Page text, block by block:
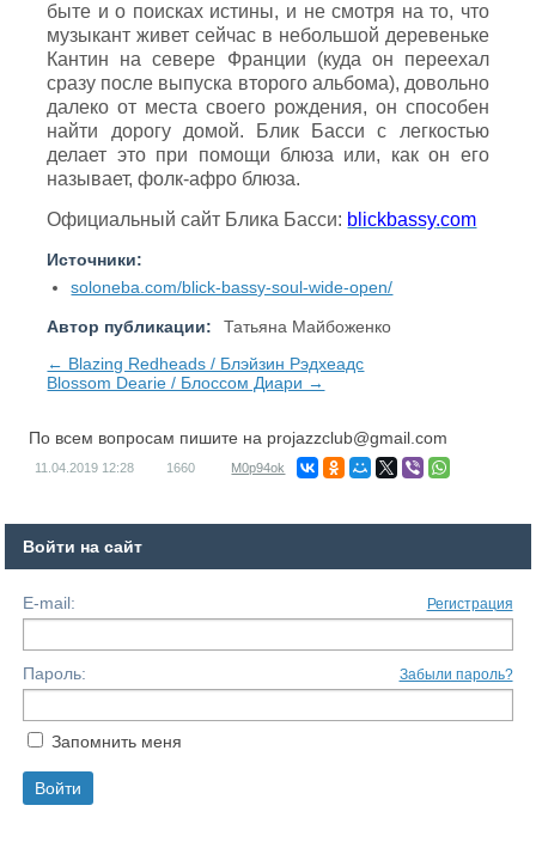
быте и о поисках истины, и не смотря на то, что
музыкант живет сейчас в небольшой деревеньке
Кантин на севере Франции (куда он переехал
сразу после выпуска второго альбома), довольно
далеко от места своего рождения, он способен
найти дорогу домой. Блик Басси с легкостью
делает это при помощи блюза или, как он его
называет, фолк-афро блюза.
Официальный сайт Блика Басси: blickbassy.com
Источники:
soloneba.com/blick-bassy-soul-wide-open/
Автор публикации:
Татьяна Майбоженко
← Blazing Redheads / Блэйзин Рэдхеадс
Blossom Dearie / Блоссом Диари →
По всем вопросам пишите на projazzclub@gmail.com
11.04.2019 12:28 1660 M0p94ok
Войти на сайт
E-mail: Регистрация
Пароль: Забыли пароль?
Запомнить меня